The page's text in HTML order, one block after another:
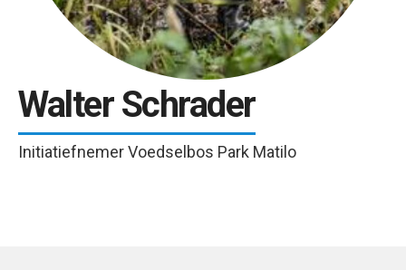
Walter Schrader
Initiatiefnemer Voedselbos Park Matilo